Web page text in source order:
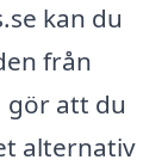
kan du
från
gör att du
alternativ